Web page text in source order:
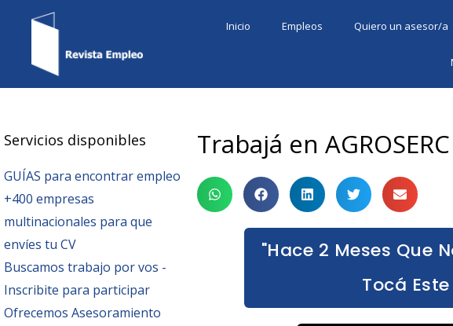
Inicio Empleos Quiero un asesor/a
Servicios disponibles
GUÍAS para encontrar empleo
+400 empresas
multinacionales para que
envíes tu CV
Buscamos trabajo por vos -
Inscribite para participar
Ofrecemos Asesoramiento
Trabajá en
"Hace 2 Meses Que
Tocá